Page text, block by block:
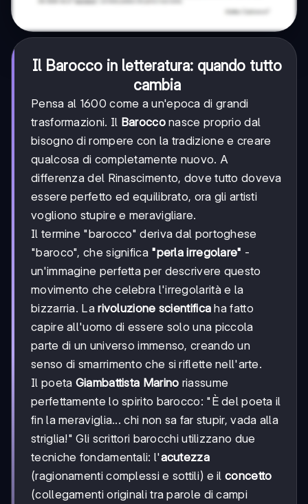
Il Barocco in letteratura: quando tutto
cambia
Pensa al 1600 come a un'epoca di grandi
trasformazioni. Il Barocconasce proprio dal
bisogno di rompere con la tradizione e creare
qualcosa di completamente nuovo. A
differenza del Rinascimento, dove tutto doveva
essere perfetto ed equilibrato, ora gli artisti
vogliono stupire e meravigliare.
Il termine "barocco" deriva dal portoghese
"baroco", che significa "perla irregolare" -
un'immagine perfetta per descrivere questo
movimento che celebra l'irregolarità e la
bizzarria. Larivoluzione scientifica ha fatto
capire all'uomo di essere solo una piccola
parte di un universo immenso, creando un
senso di smarrimento che si riflette nell'arte.
Il poeta Giambattista Marino riassume
perfettamente lo spirito barocco: "È del poeta il
fin la meraviglia... chi non sa far stupir, vada alla
striglia!" Gli scrittori barocchi utilizzano due
tecniche fondamentali: l'acutezza
(ragionamenti complessi e sottili) e ilconcetto
(collegamenti originali tra parole di campi